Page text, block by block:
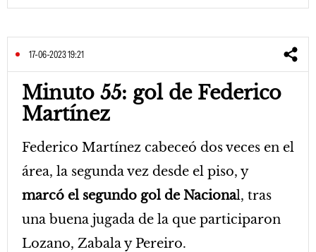
17-06-2023 19:21
Minuto 55: gol de Federico
Martínez
Federico Martínez cabeceó dos veces en el
área, la segunda vez desde el piso, y
marcó el segundo gol de Nacional, tras
una buena jugada de la que participaron
Lozano, Zabala y Pereiro.